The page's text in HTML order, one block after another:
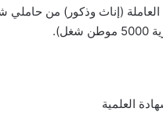
العاملة (إناث وذكور) من
العلمية